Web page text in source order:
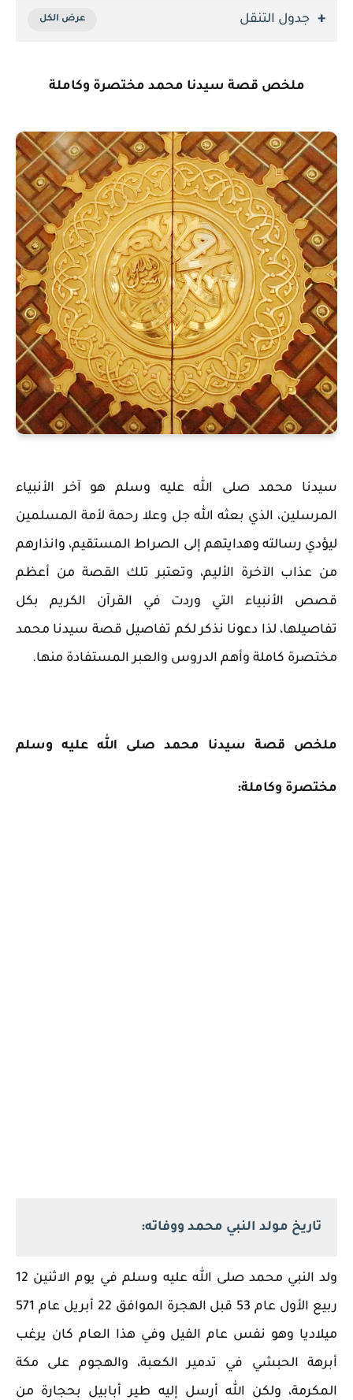
جدول التنقل
ملخص قصة سيدنا محمد مختصرة وكاملة
سيدنا محمد صلى الله عليه وسلم هو آخر الأنبياء
المرسلين، الذي بعثه الله جل وعلا رحمة لأمة المسلمين
ليؤدي رسالته وهدايتهم إلى الصراط المستقيم، وانذارهم
من عذاب الآخرة الأليم، وتعتبر تلك القصة من أعظم
قصص الأنبياء التي وردت في القرآن الكريم بكل
تفاصيلها، لذا دعونا نذكر لكم تفاصيل قصة سيدنا محمد
مختصرة كاملة وأهم الدروس والعبر المستفادة منها.
ملخص قصة سيدنا محمد صلى الله عليه وسلم
مختصرة وكاملة:
تاريخ مولد النبي محمد ووفاته:
ولد النبي محمد صلى الله عليه وسلم في يوم الاثنين 12
ربيع الأول عام 53 قبل الهجرة الموافق 22 أبريل عام 571
ميلاديا وهو نفس عام الفيل وفي هذا العام كان يرغب
أبرهة الحبشي في تدمير الكعبة، والهجوم على مكة
المكرمة، ولكن الله أرسل إليه طير أبابيل بحجارة من